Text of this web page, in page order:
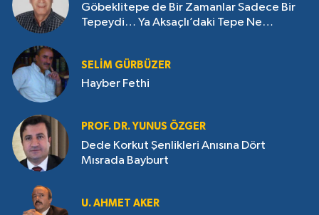
Göbeklitepe de Bir Zamanlar Sadece Bir
Tepeydi… Ya Aksaçlı’daki Tepe Ne
SELIM GÜRBÜZER
Hayber Fethi
PROF. DR. YUNUS ÖZGER
Dede Korkut Şenlikleri Anısına Dört
Mısrada Bayburt
U. AHMET AKER